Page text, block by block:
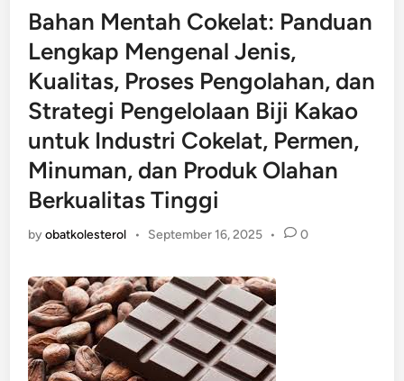
Bahan Mentah Cokelat: Panduan
Lengkap Mengenal Jenis,
Kualitas, Proses Pengolahan, dan
Strategi Pengelolaan Biji Kakao
untuk Industri Cokelat, Permen,
Minuman, dan Produk Olahan
Berkualitas Tinggi
byobatkolesterol • September 16, 2025 • 0